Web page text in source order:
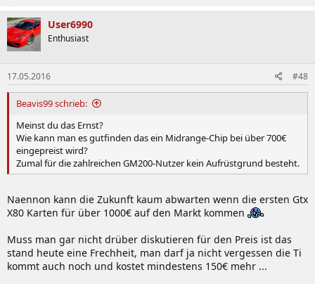
User6990
Enthusiast
17.05.2016 #48
Beavis99 schrieb:
Meinst du das Ernst?
Wie kann man es gutfinden das ein Midrange-Chip bei über 700€
eingepreist wird?
Zumal für die zahlreichen GM200-Nutzer kein Aufrüstgrund besteht.
Naennon kann die Zukunft kaum abwarten wenn die ersten Gtx
X80 Karten für über 1000€ auf den Markt kommen
Muss man gar nicht drüber diskutieren für den Preis ist das
stand heute eine Frechheit, man darf ja nicht vergessen die Ti
kommt auch noch und kostet mindestens 150€ mehr ...